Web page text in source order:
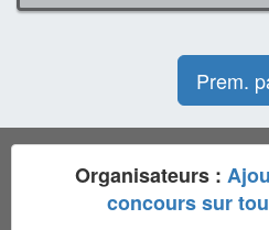
Prem.
Organisateurs :
concours sur